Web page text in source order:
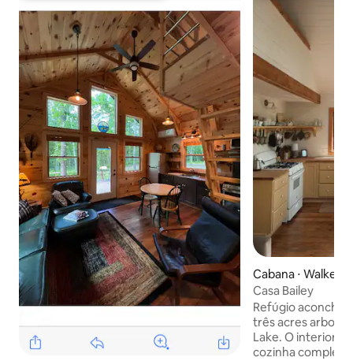
Cabana ⋅ Walker
Casa Bailey
Refúgio
três acres
Lake. O interior
cozinha